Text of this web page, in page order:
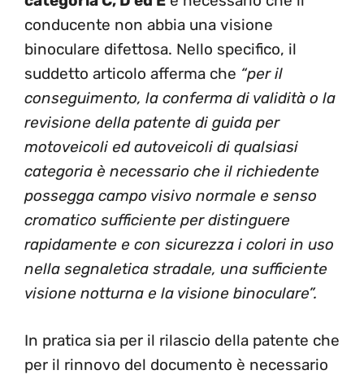
conducente non abbia una visione
binoculare difettosa. Nello specifico, il
suddetto articolo afferma che “per il
conseguimento, la conferma di validità o la
revisione della patente di guida per
motoveicoli ed autoveicoli di qualsiasi
categoria è necessario che il richiedente
possegga campo visivo normale e senso
cromatico sufficiente per distinguere
rapidamente e con sicurezza i colori in uso
nella segnaletica stradale, una sufficiente
visione notturna e la visione binoculare”.
In pratica sia per il rilascio della patente che
per il rinnovo del documento è necessario